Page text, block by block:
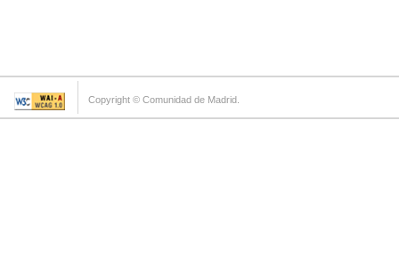
Copyright © Comunidad de Madrid.